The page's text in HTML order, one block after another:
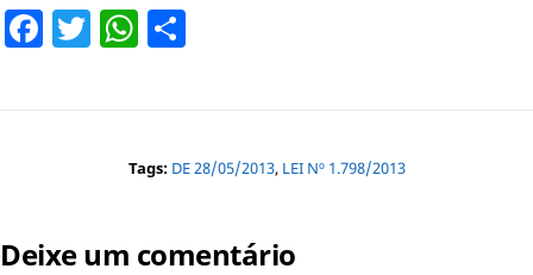
Facebook
TwitterWhatsApp
Tags: DE 28/05/2013, LEI Nº 1.798/2013
Deixe um comentário